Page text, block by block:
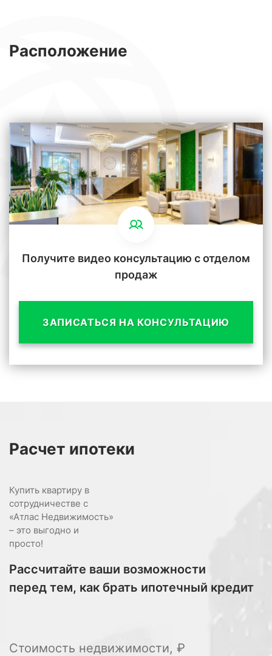
Расположение
Получите видео консультацию с отделом
продаж
ЗАПИСАТЬСЯ НА КОНСУЛЬТАЦИЮ
Расчет ипотеки
Купить квартиру в
сотрудничестве с
«Атлас Недвижимость»
– это выгодно и
просто!
Рассчитайте ваши возможности
перед тем, как брать ипотечный кредит
Стоимость недвижимости, ₽